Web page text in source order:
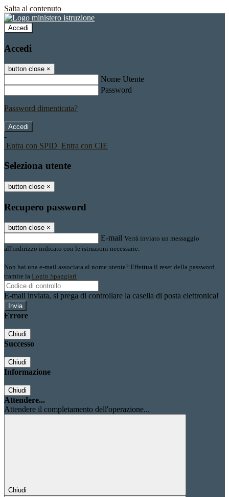
Salta al contenuto
Accedi
Accedi
button close ×
Nome Utente
Password
Password dimenticata?
-
Entra con SPID Entra con CIE
Seleziona utente
button close ×
Recupero password
button close ×
E-mail Verrà inviato un messaggio
all'indirizzo indicato con le istruzioni necessarie.
Non hai una e-mail associata al nome utente? Effettua il reset della password
tramite la Login Spaggiari
E-mail inviata, si prega di controllare la casella di posta elettronica!
Errore
Chiudi
Successo
Chiudi
Informazione
Chiudi
Attendere...
Attendere il completamento dell'operazione...
Chiudi